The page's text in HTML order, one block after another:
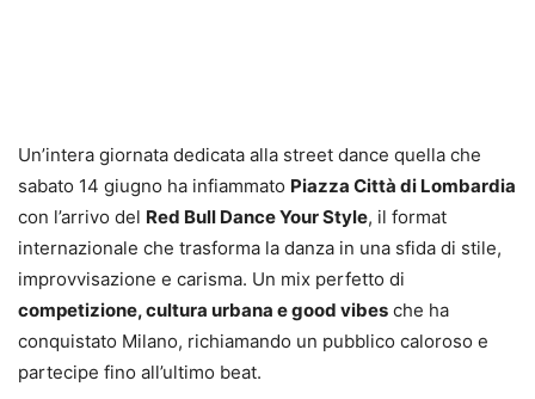
Un’intera giornata dedicata alla street dance quella che
sabato 14 giugno ha infiammato Piazza Città di Lombardia
con l’arrivo del Red Bull Dance Your Style, il format
internazionale che trasforma la danza in una sfida di stile,
improvvisazione e carisma. Un mix perfetto di
competizione, cultura urbana e good vibes che ha
conquistato Milano, richiamando un pubblico caloroso e
partecipe fino all’ultimo beat.